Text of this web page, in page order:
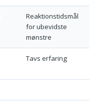
Reaktionstidsmål
for ubevidste
mønstre
Tavs erfaring